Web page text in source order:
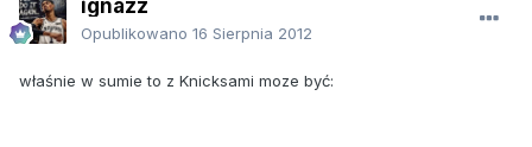
ignazz
Opublikowano 16 Sierpnia 2012
właśnie w sumie to z Knicksami moze być: